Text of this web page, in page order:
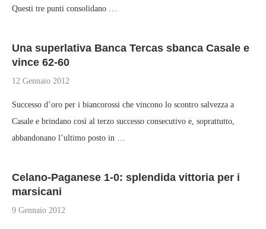
Questi tre punti consolidano …
Una superlativa Banca Tercas sbanca Casale e
vince 62-60
12 Gennaio 2012
Successo d’oro per i biancorossi che vincono lo scontro salvezza a
Casale e brindano così al terzo successo consecutivo e, soprattutto,
abbandonano l’ultimo posto in …
Celano-Paganese 1-0: splendida vittoria per i
marsicani
9 Gennaio 2012